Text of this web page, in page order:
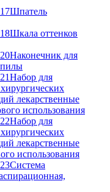
Шпатель
Шкала оттенков
Наконечник для
пилы
Набор для
лекарственные
использования
Набор для
лекарственные
использования
Система